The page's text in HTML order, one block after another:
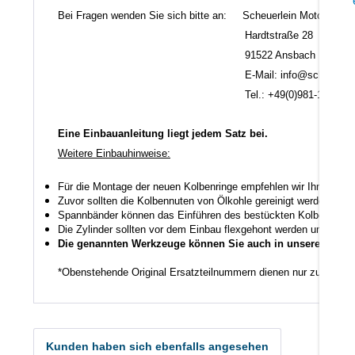
Bei Fragen wenden Sie sich bitte an: Scheuerlein
Hardtstraße 28
91522 Ansbach
E-Mail:
Tel.: +49(0)981-17554
Eine Einbauanleitung liegt jedem Satz bei.
Weitere Einbauhinweise:
Für die Montage der neuen Kolbenringe empfehlen wir Ihnen
Zuvor sollten die Kolbennuten von Ölkohle gereinigt werden
Spannbänder können das Einführen des bestückten Kolbens in
Die Zylinder sollten vor dem Einbau flexgehont werden um den
Die genannten Werkzeuge können Sie auch in unserem
*Obenstehende Original Ersatzteilnummern dienen nur zu
Kunden haben sich ebenfalls angesehen